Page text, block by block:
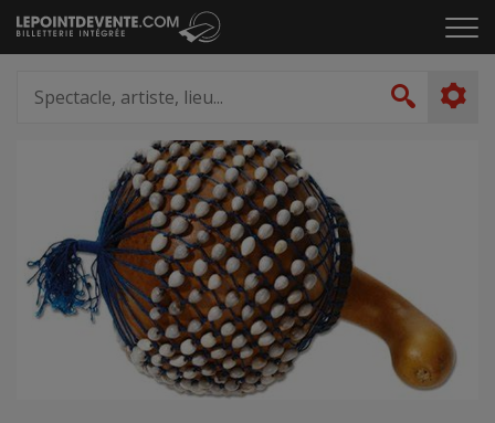
Passer
au
le
artiste,
lieu...